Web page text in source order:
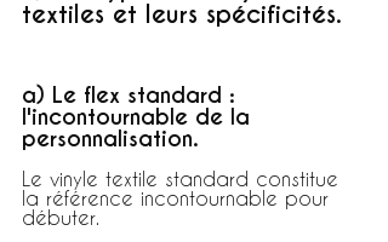
textiles et leurs spécificités.
a) Le flex standard :
l'incontournable de la
personnalisation.
Le vinyle textile standard constitue
la référence incontournable pour
débuter.